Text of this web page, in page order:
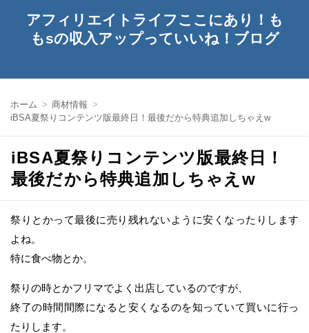
アフィリエイトライフここにあり！も
もsの収入アップっていいね！ブログ
ホーム
商材情報
iBSA夏祭りコンテンツ版最終日！最後だから特典追加しちゃえw
iBSA夏祭りコンテンツ版最終日！
最後だから特典追加しちゃえw
祭りとかって最後に売り残れないように安くなったりします
よね。
特に食べ物とか。
祭りの時とかフリマでよく出店しているのですが、
終了の時間間際になると安くなるのを知っていて買いに行っ
たりします。